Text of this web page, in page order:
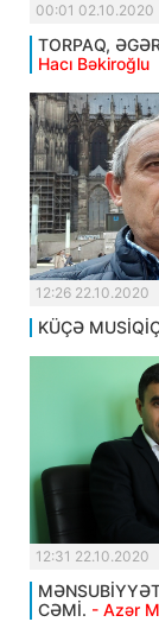
00:01 02.10.2020
TORPAQ,
Hacı Bəkiroğlu
12:26 22.10.2020
KÜÇƏ
12:31 22.10.2020
CƏMİ. - Azər